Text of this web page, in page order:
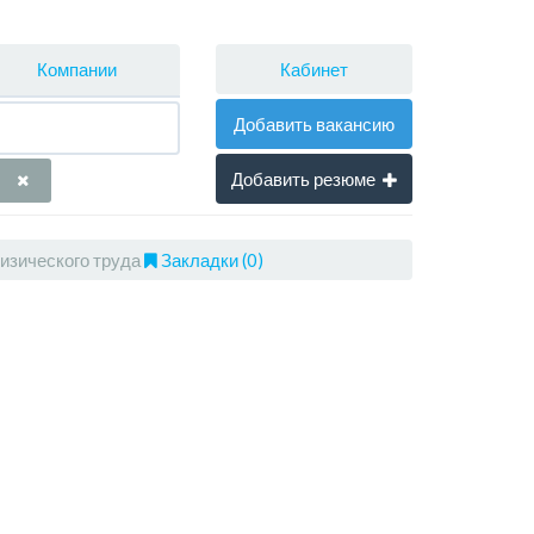
Компании Кабинет
Добавить вакансию
Добавить резюме
труда Закладки (0)